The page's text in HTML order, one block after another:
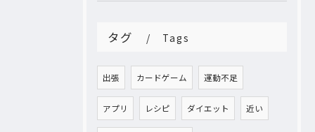
タグ Tags
出張 カードゲーム 運動不足
アプリ レシピ ダイエット 近い